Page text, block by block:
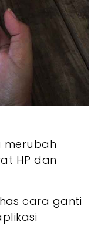
merubah
HP dan
cara ganti